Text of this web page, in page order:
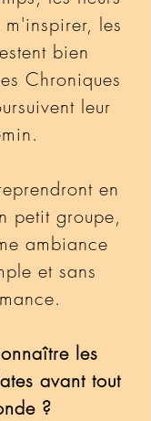
les
bien
Chroniques
leur
en
petit groupe,
ambiance
et sans
les
avant tout
?